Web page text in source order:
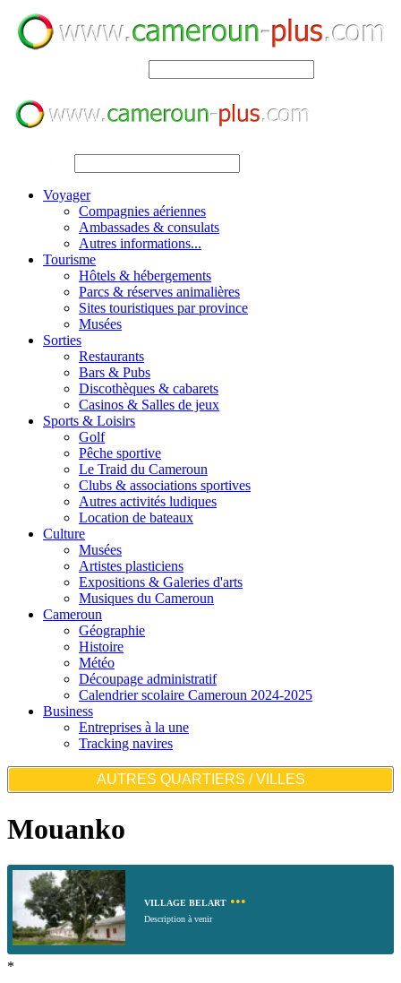
Voyager
Compagnies aériennes
Ambassades & consulats
Autres informations...
Tourisme
Hôtels & hébergements
Parcs & réserves animalières
Sites touristiques par province
Musées
Sorties
Restaurants
Bars & Pubs
Discothèques & cabarets
Casinos & Salles de jeux
Sports & Loisirs
Golf
Pêche sportive
Le Traid du Cameroun
Clubs & associations sportives
Autres activités ludiques
Location de bateaux
Culture
Musées
Artistes plasticiens
Expositions & Galeries d'arts
Musiques du Cameroun
Cameroun
Géographie
Histoire
Météo
Découpage administratif
Calendrier scolaire Cameroun 2024-2025
Business
Entreprises à la une
Tracking navires
AUTRES QUARTIERS / VILLES
Mouanko
VILLAGE BELART •••
Description à venir
*